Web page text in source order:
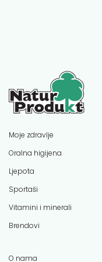
Moje zdravlje
Oralna higijena
Ljepota
Sportaši
Vitamini i minerali
Brendovi
O nama